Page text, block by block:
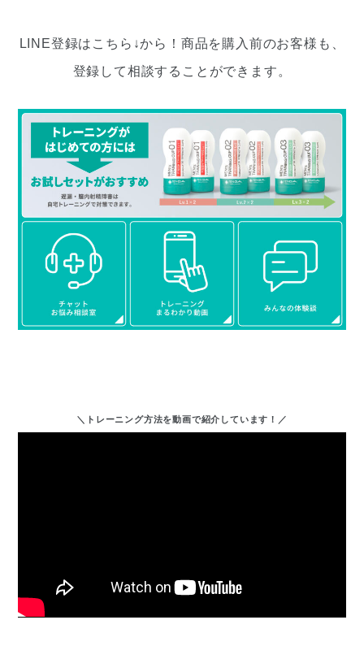
LINE登録はこちら↓から！商品を購入前のお客様も、
登録して相談することができます。
＼トレーニング方法を動画で紹介しています！／